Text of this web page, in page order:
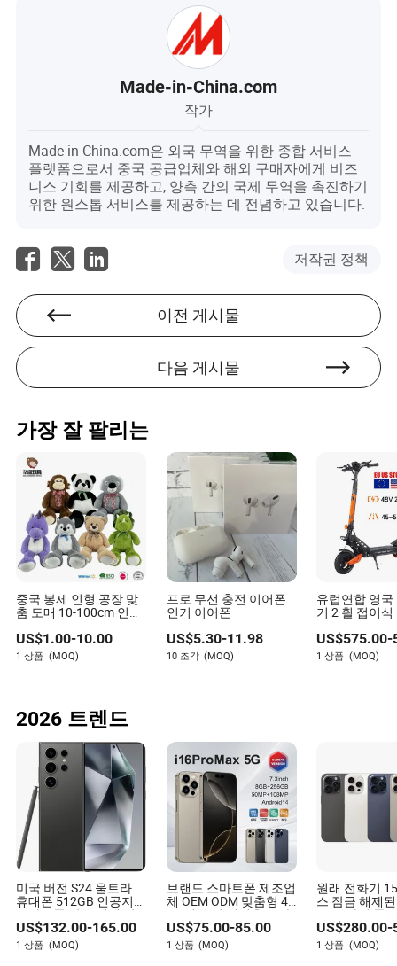
Made-in-China.com
작가
Made-in-China.com은 외국 무역을 위한 종합 서비스
플랫폼으로서 중국 공급업체와 해외 구매자에게 비즈
니스 기회를 제공하고, 양측 간의 국제 무역을 촉진하기
위한 원스톱 서비스를 제공하는 데 전념하고 있습니다.
저작권 정책
이전 게시물
다음 게시물
가장 잘 팔리는
중국 봉제 인형 공장 맞
춤 도매 10-100cm 인기
물 공룡 팬더 원숭이 나
무늘보 거대한 동물 테
디베어 플러시 장난감
US$1.00-10.00
1 상품 (MOQ)
프로 무선 충전 이어폰
인기 이어폰
US$5.30-11.98
10 조각 (MOQ)
유럽연합 영국
기 2 휠 접이
모터 10" 오프
자전거 스쿠터
접이식 이동
US$575.00-
1 상품 (MOQ)
2026 트렌드
미국 버전 S24 울트라
휴대폰 512GB 인공지능
스마트폰 잠금 해제 안
드로이드 모바일 폰
US$132.00-165.00
1 상품 (MOQ)
브랜드 스마트폰 제조업
체 OEM ODM 맞춤형 4G
5g 정부 및 기업용 모바
일 폰
US$75.00-85.00
1 상품 (MOQ)
원래 전화기
스 잠금 해제
5g 모바일 폰
US$280.00-
1 상품 (MOQ)